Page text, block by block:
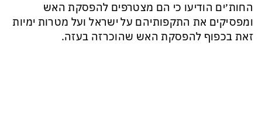
החות׳ים הודיעו כי הם מצטרפים להפסקת האש
ומפסיקים את התקפותיהם על ישראל ועל מטרות ימיות
זאת בכפוף להפסקת האש שהוכרזה בעזה.